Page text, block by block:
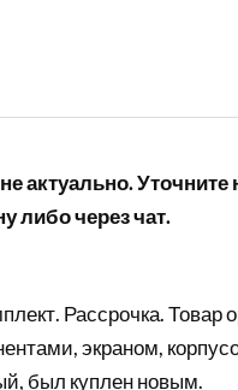
актуально. Уточните
либо через чат.
Рассрочка. Товар
экраном,
был куплен новым.